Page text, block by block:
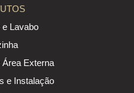
e Lavabo
Área Externa
e Instalação